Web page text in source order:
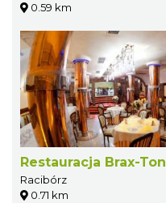
0.59 km
Restauracja Brax-Ton
Racibórz
0.71 km